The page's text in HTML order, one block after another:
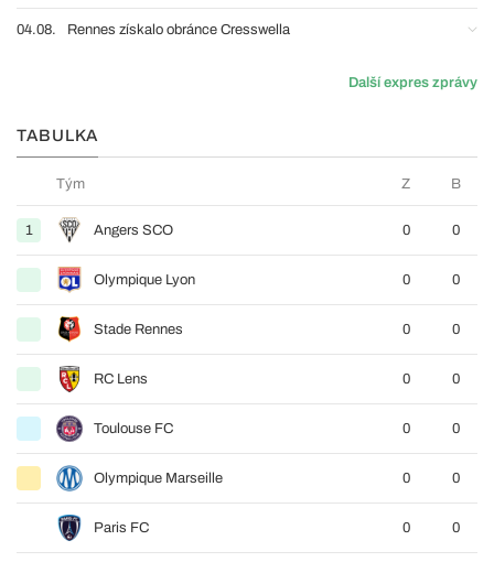
04.08. Rennes získalo obránce Cresswella
Další expres zprávy
TABULKA
Tým Z B
1 Angers SCO 0 0
Olympique Lyon 0 0
Stade Rennes 0 0
RC Lens 0 0
Toulouse FC 0 0
Olympique Marseille 0 0
Paris FC 0 0